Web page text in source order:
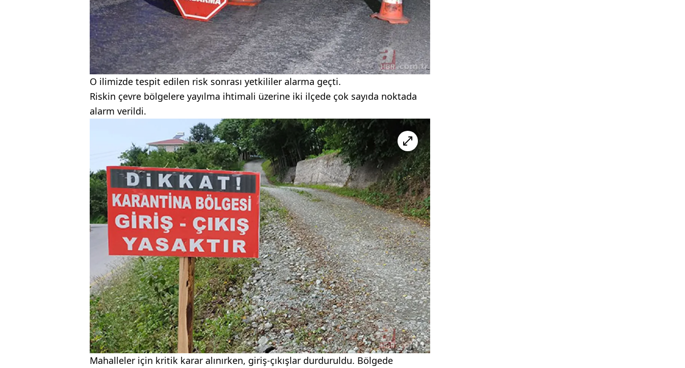
O ilimizde tespit edilen risk sonrası yetkililer alarma geçti.
Riskin çevre bölgelere yayılma ihtimali üzerine iki ilçede çok sayıda noktada
alarm verildi.
Mahalleler için kritik karar alınırken, giriş-çıkışlar durduruldu. Bölgede